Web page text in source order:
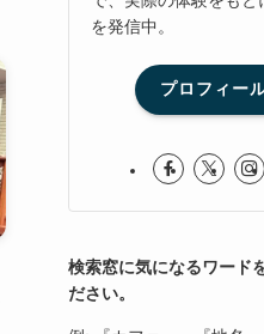
を発信中。
プロフィー
検索窓に気になるワード
ださい。